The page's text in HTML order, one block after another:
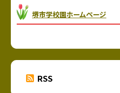
堺市学校園ホームページ
RSS